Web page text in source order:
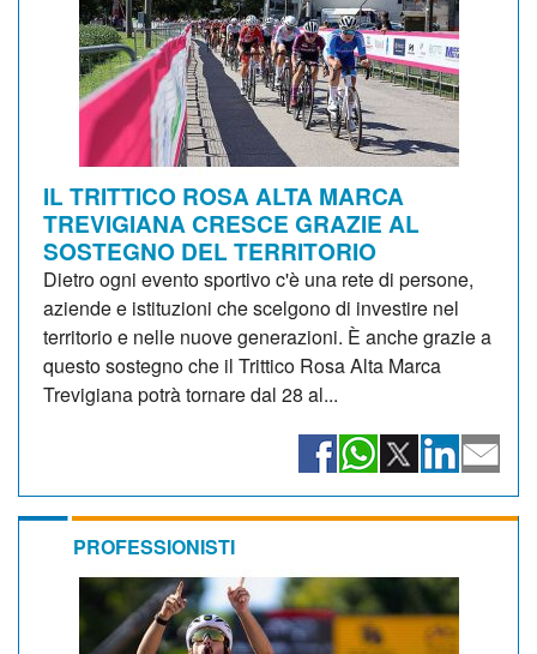
IL TRITTICO ROSA ALTA MARCA
TREVIGIANA CRESCE GRAZIE AL
SOSTEGNO DEL TERRITORIO
Dietro ogni evento sportivo c'è una rete di persone,
aziende e istituzioni che scelgono di investire nel
territorio e nelle nuove generazioni. È anche grazie a
questo sostegno che il Trittico Rosa Alta Marca
Trevigiana potrà tornare dal 28 al...
PROFESSIONISTI